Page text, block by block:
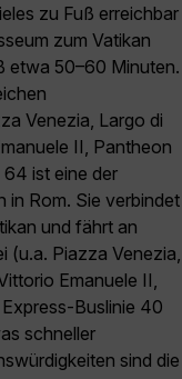
zu Fuß erreichbar
zum Vatikan
etwa 50–60 Minuten.
Venezia, Largo di
II, Pantheon
ist eine der
in Rom. Sie verbindet
und fährt an
(u.a. Piazza Venezia,
Emanuele II,
Buslinie 40
schneller
sind die